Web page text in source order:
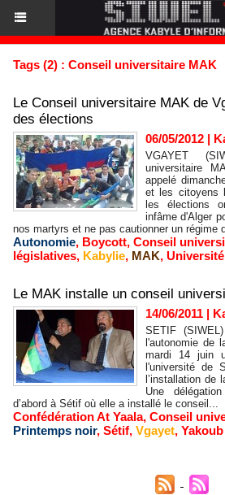
Tags (2) : Conseil universitaire MAK
Le Conseil universitaire MAK de
des élections
06/05/2012 |
VGAYET
universitaire
appelé
et les citoyens
les élections
infâme d'Alger
nos martyrs et ne pas cautionner un régime
Autonomie, Boycott, Conseil
législatives, Kabylie, MAK, Université
Le MAK installe un conseil
14/06/2011 |
SETIF
l'autonomie de
mardi 14 juin
l'université de
l’installation de
Une
d’abord à Sétif où elle a installé le conseil...
Confédération At Yaala, Conseil
Printemps noir, Sétif, Vgayet,